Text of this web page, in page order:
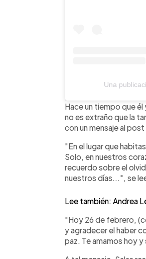
Una
Hace un tiempo que
no es extraño que la
con un mensaje al post
"En el lugar que
Solo, en nuestros
recuerdo sobre el
nuestros días...", se
Lee también: Andrea
"Hoy 26 de febrero,
y agradecer el haber
paz. Te amamos hoy